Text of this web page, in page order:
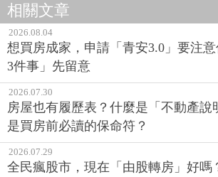
相關文章
2026.08.04
想買房成家，申請「青安3.0」要注
3件事」先留意
2026.07.30
房屋也有履歷表？什麼是「不動產說
是買房前必讀的保命符？
2026.07.29
全民瘋股市，現在「由股轉房」好嗎